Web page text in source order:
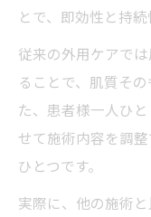
とで、即効性と持続
従来の外用ケアで
ることで、肌質そ
た、患者様一人ひ
せて施術内容を調
ひとつです。
実際に、他の施術